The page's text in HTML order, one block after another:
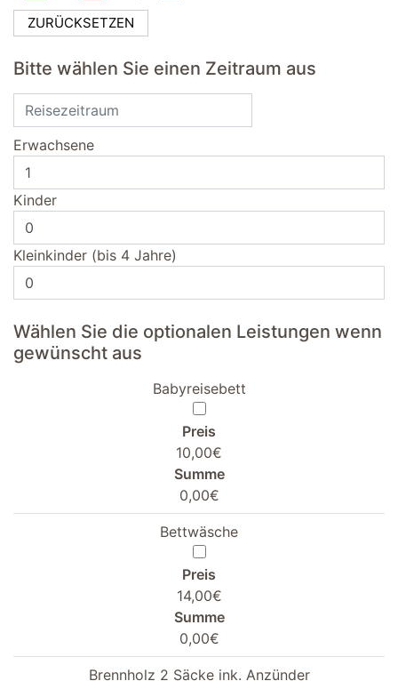
ZURÜCKSETZEN
Bitte wählen Sie einen Zeitraum aus
Erwachsene
Kinder
Kleinkinder (bis 4 Jahre)
Wählen Sie die optionalen Leistungen wenn
gewünscht aus
Babyreisebett
Preis
10,00€
Summe
0,00€
Bettwäsche
Preis
14,00€
Summe
0,00€
Brennholz 2 Säcke ink. Anzünder